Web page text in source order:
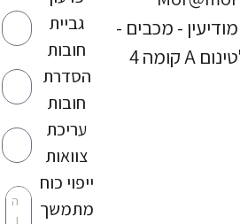
הרכס 13, מודיעין - מכבים -
רעות , בניין פלטינום A קומה 4
גביית
חובות
הסדרת
חובות
עריכת
צוואות
ייפוי כוח
מתמשך